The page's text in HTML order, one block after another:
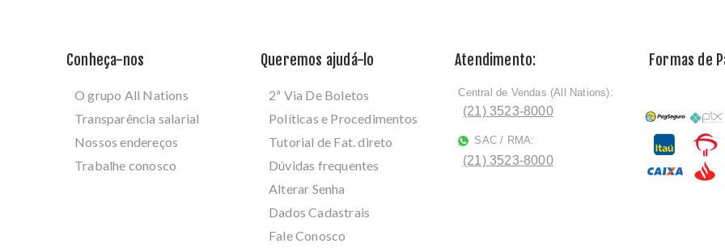
Conheça-nos
O grupo All Nations
Transparência salarial
Nossos endereços
Trabalhe conosco
Queremos ajudá-lo
2ª Via De Boletos
Políticas e Procedimentos
Tutorial de Fat. direto
Dúvidas frequentes
Alterar Senha
Dados Cadastrais
Fale Conosco
Atendimento:
ﾠCentral de Vendas (All Nations):
(21) 3523-8000
SAC / RMA:
(21) 3523-8000
Formas de